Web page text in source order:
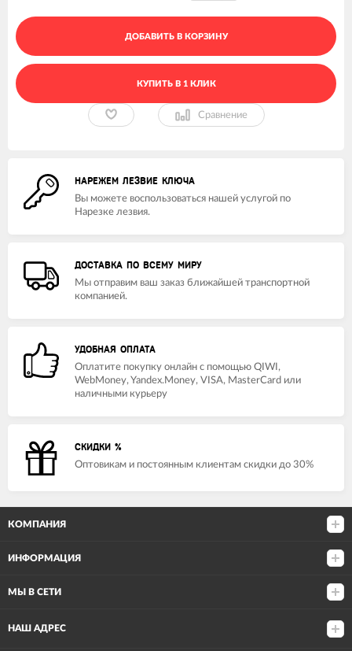
ДОБАВИТЬ В КОРЗИНУ
КУПИТЬ В 1 КЛИК
Сравнение
НАРЕЖЕМ ЛЕЗВИЕ КЛЮЧА
Вы можете воспользоваться нашей услугой по
Нарезке лезвия.
ДОСТАВКА ПО ВСЕМУ МИРУ
Мы отправим ваш заказ ближайшей транспортной
компанией.
УДОБНАЯ ОПЛАТА
Оплатите покупку онлайн с помощью QIWI,
WebMoney, Yandex.Money, VISA, MasterCard или
наличными курьеру
СКИДКИ %
Оптовикам и постоянным клиентам скидки до 30%
КОМПАНИЯ
ИНФОРМАЦИЯ
МЫ В СЕТИ
НАШ АДРЕС